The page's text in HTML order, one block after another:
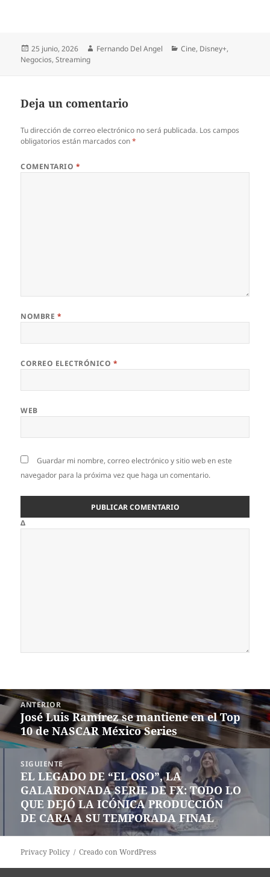
Publicado
el
25 junio, 2026 Autor
Fernando Del Angel Categorías
Cine, Disney+,
Negocios,Streaming
Deja un comentario
Tu dirección de correo electrónico no será publicada. Los campos
obligatorios están marcados con*
COMENTARIO *
NOMBRE *
CORREO ELECTRÓNICO *
WEB
Guardar mi nombre, correo electrónico y sitio web en este
navegador para la próxima vez que haga un comentario.
Δ
Navegación
de
entradas
ANTERIOR
Entrada
anterior:
José Luis Ramírez se mantiene en el Top
10 de NASCAR México Series
SIGUIENTE
Siguiente
entrada:
EL LEGADO DE “EL OSO”, LA
GALARDONADA SERIE DE FX: TODO LO
QUE DEJÓ LA ICÓNICA PRODUCCIÓN
DE CARA A SU TEMPORADA FINAL
Privacy Policy Creado con WordPress